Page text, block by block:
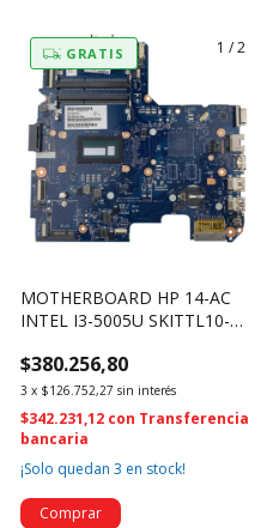
1 /2
GRATIS
MOTHERBOARD HP 14-AC
INTEL I3-5005U SKITTL10-
827683-001 (591)
$380.256,80
3 x $126.752,27 sin interés
$342.231,12 con Transferencia
bancaria
¡Solo quedan 3 en stock!